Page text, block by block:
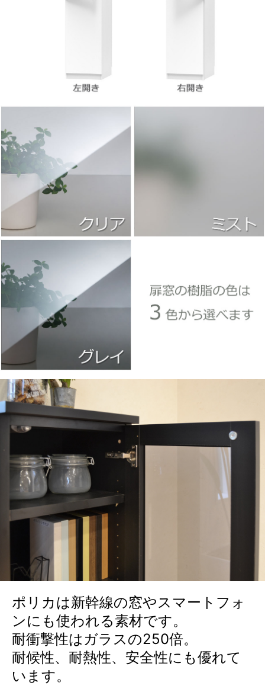
ポリカは新幹線の窓やスマートフォ
ンにも使われる素材です。
耐衝撃性はガラスの250倍。
耐候性、耐熱性、安全性にも優れて
います。